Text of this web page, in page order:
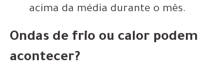
acima da média durante o mês.
Ondas de frio ou calor podem
acontecer?